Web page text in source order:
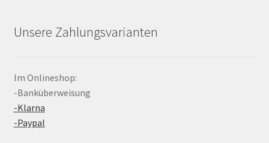
Unsere Zahlungsvarianten
Im Onlineshop:
-Banküberweisung
-Klarna
-Paypal